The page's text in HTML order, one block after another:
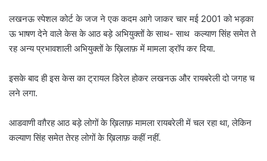
लखनऊ स्पेशल कोर्ट के जज ने एक कदम आगे जाकर चार मई 2001 को भड़का
ऊ भाषण देने वाले केस के आठ बड़े अभियुक्तों के साथ- साथ कल्याण सिंह समेत ते
रह अन्य प्रभावशाली अभियुक्तों के ख़िलाफ़ में मामला ड्रॉप कर दिया.
इसके बाद ही इस केस का ट्रायल डिरेल होकर लखनऊ और रायबरेली दो जगह च
लने लगा.
आडवाणी वग़ैरह आठ बड़े लोगों के ख़िलाफ़ मामला रायबरेली में चल रहा था, लेकिन
कल्याण सिंह समेत तेरह लोगों के ख़िलाफ़ कहीं नहीं.